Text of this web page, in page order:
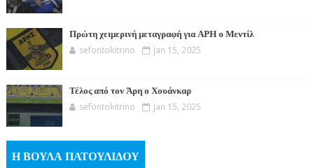
Πρώτη χειμερινή μεταγραφή για ΑΡΗ ο Μεντίλ
sefontokitrino Jan 15, 2025
Τέλος από τον Άρη ο Χουάνκαρ
sefontokitrino Jan 15, 2025
Η ΒΟΥΛΑ ΠΑΤΟΥΛΙΔΟΥ